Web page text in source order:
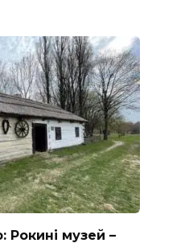
Рокині музей –